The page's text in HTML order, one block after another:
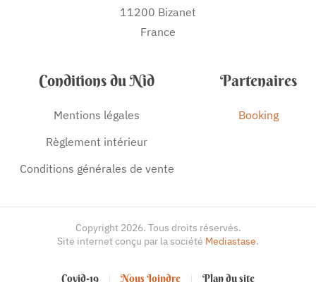
11200 Bizanet
France
Conditions du Nid
Mentions légales
Règlement intérieur
Conditions générales de vente
Partenaires
Booking
Copyright 2026. Tous droits réservés.
Site internet conçu par la société Mediastase.
Covid-19 Nous Joindre Plan du site